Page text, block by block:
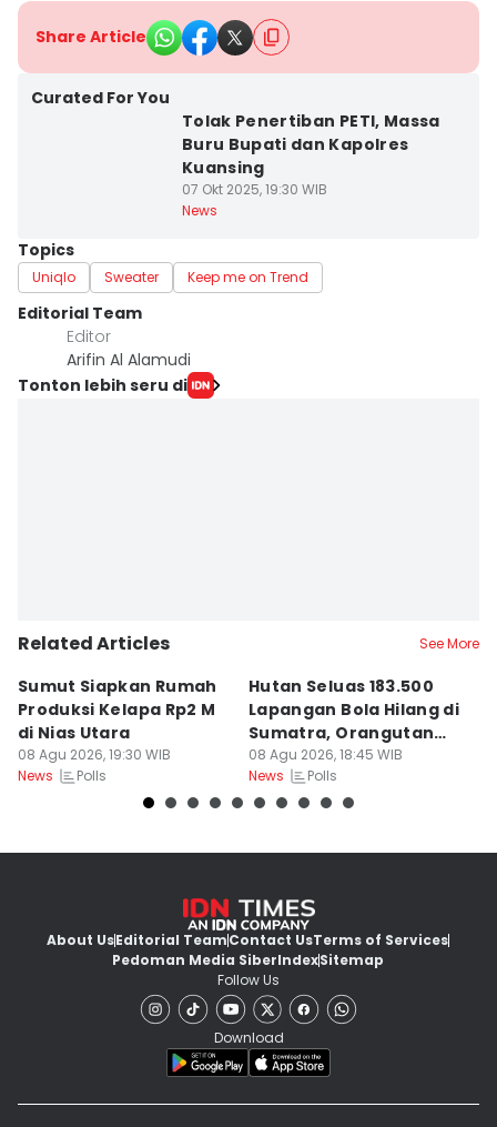
Share Article
Curated For You
Tolak Penertiban PETI, Massa
Buru Bupati dan Kapolres
Kuansing
07 Okt 2025, 19:30 WIB
News
Topics
Uniqlo Sweater Keep me on Trend
Editorial Team
Editor
Arifin Al Alamudi
Tonton lebih seru di
Related Articles See More
Sumut Siapkan Rumah
Produksi Kelapa Rp2 M
di Nias Utara
08 Agu 2026, 19:30 WIB
News
Polls
Hutan Seluas 183.500
Lapangan Bola Hilang di
Sumatra, Orangutan
Tertekan
08 Agu 2026, 18:45 WIB
News
Polls
About UsEditorial TeamContact UsTerms of Services
Pedoman Media SiberIndexSitemap
Follow Us
Download